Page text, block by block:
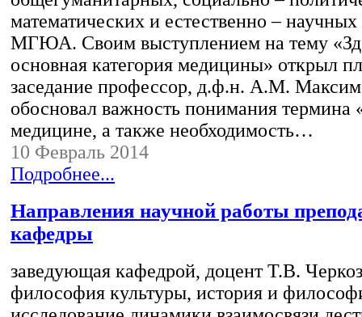
математических и естественно –
МГЮА. Своим выступлением на тему
основная категория медицины» открыл
заседание профессор, д.ф.н. А.М.
обосновал важность понимания термина
медицине, а также необходимость…
10 Февраль 2014
Подробнее...
Направления научной работы
кафедры
заведующая кафедрой, доцент Т.В.
философия культуры, история и